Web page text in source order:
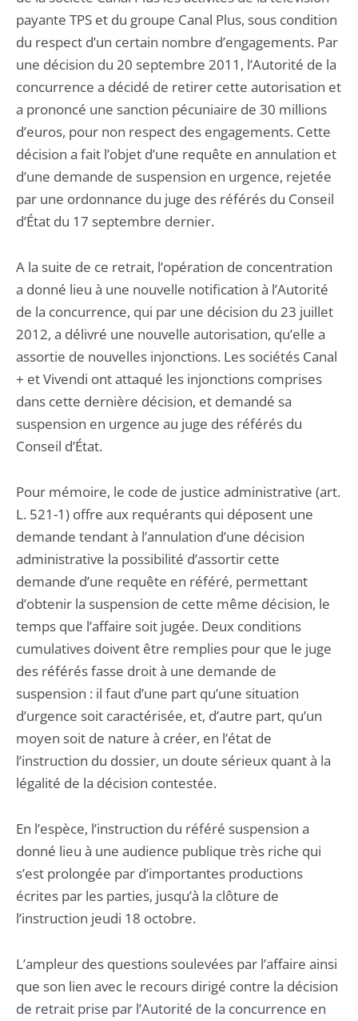
payante TPS et du groupe Canal Plus, sous condition
du respect d’un certain nombre d’engagements. Par
une décision du 20 septembre 2011, l’Autorité de la
concurrence a décidé de retirer cette autorisation et
a prononcé une sanction pécuniaire de 30 millions
d’euros, pour non respect des engagements. Cette
décision a fait l’objet d’une requête en annulation et
d’une demande de suspension en urgence, rejetée
par une ordonnance du juge des référés du Conseil
d’État du 17 septembre dernier.
A la suite de ce retrait, l’opération de concentration
a donné lieu à une nouvelle notification à l’Autorité
de la concurrence, qui par une décision du 23 juillet
2012, a délivré une nouvelle autorisation, qu’elle a
assortie de nouvelles injonctions. Les sociétés Canal
+ et Vivendi ont attaqué les injonctions comprises
dans cette dernière décision, et demandé sa
suspension en urgence au juge des référés du
Conseil d’État.
Pour mémoire, le code de justice administrative (art.
L. 521-1) offre aux requérants qui déposent une
demande tendant à l’annulation d’une décision
administrative la possibilité d’assortir cette
demande d’une requête en référé, permettant
d’obtenir la suspension de cette même décision, le
temps que l’affaire soit jugée. Deux conditions
cumulatives doivent être remplies pour que le juge
des référés fasse droit à une demande de
suspension : il faut d’une part qu’une situation
d’urgence soit caractérisée, et, d’autre part, qu’un
moyen soit de nature à créer, en l’état de
l’instruction du dossier, un doute sérieux quant à la
légalité de la décision contestée.
En l’espèce, l’instruction du référé suspension a
donné lieu à une audience publique très riche qui
s’est prolongée par d’importantes productions
écrites par les parties, jusqu’à la clôture de
l’instruction jeudi 18 octobre.
L’ampleur des questions soulevées par l’affaire ainsi
que son lien avec le recours dirigé contre la décision
de retrait prise par l’Autorité de la concurrence en